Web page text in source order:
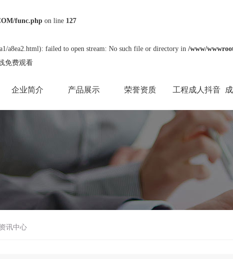
func.php on line 127
a8ea2.html): failed to open stream: No such file or directory in /www/
免费观看
企业简介 产品展示 荣誉资质 工程成人抖音
资讯中心